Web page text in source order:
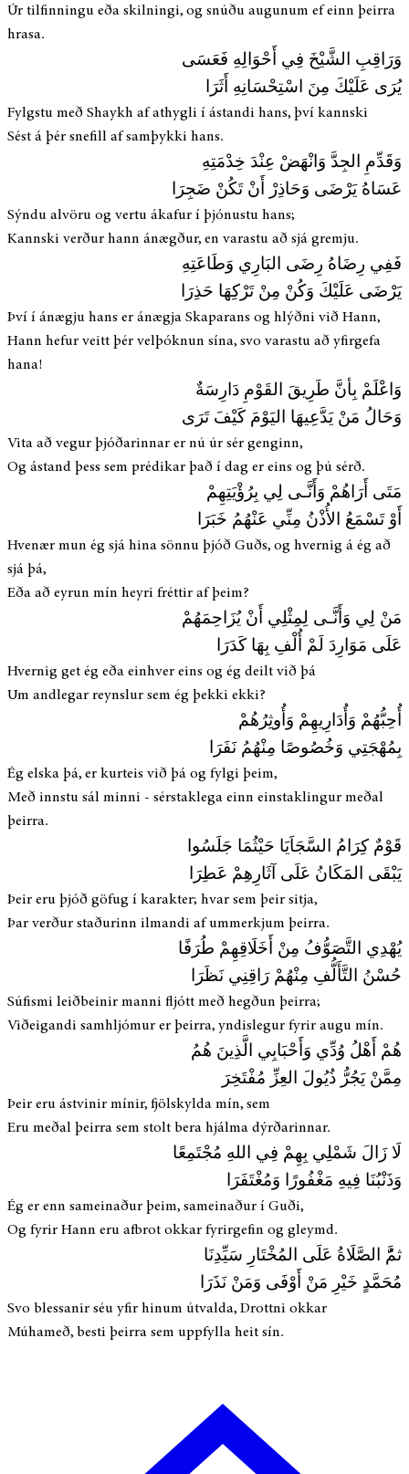
Úr tilfinningu eða skilningi, og snúðu augunum ef einn þeirra
hrasa.
وَرَاقِبِ الشَّيْخَ فِي أَحْوَالِهِ فَعَسَى
يُرَى عَلَيْكَ مِنَ اسْتِحْسَانِهِ أَثَرَا
Fylgstu með Shaykh af athygli í ástandi hans, því kannski
Sést á þér snefill af samþykki hans.
وَقَدِّمِ الجِدَّ وَانْهَضْ عِنْدَ خِدْمَتِهِ
عَسَاهُ يَرْضَى وَحَاذِرْ أَنْ تَكُنْ ضَجِرَا
Sýndu alvöru og vertu ákafur í þjónustu hans;
Kannski verður hann ánægður, en varastu að sjá gremju.
فَفِي رِضَاهُ رِضَى البَارِي وَطَاعَتِهِ
يَرْضَى عَلَيْكَ وَكُنْ مِنْ تَرْكِهَا حَذِرَا
Því í ánægju hans er ánægja Skaparans og hlýðni við Hann,
Hann hefur veitt þér velþóknun sína, svo varastu að yfirgefa
hana!
وَاعْلَمْ بِأنَّ طَرِيقَ القَوْمِ دَارِسَةٌ
وَحَالُ مَنْ يَدَّعِيهَا اليَوْمَ كَيْفَ تَرَى
Vita að vegur þjóðarinnar er nú úr sér genginn,
Og ástand þess sem prédikar það í dag er eins og þú sérð.
مَتَى أَرَاهُمْ وَأَنَّـى لِي بِرُؤْيَتِهِمْ
أَوْ تَسْمَعُ الأُذْنُ مِنِّي عَنْهُمُ خَبَرَا
Hvenær mun ég sjá hina sönnu þjóð Guðs, og hvernig á ég að
sjá þá,
Eða að eyrun mín heyri fréttir af þeim?
مَنْ لِي وَأَنَّـى لِمِثْلِي أَنْ يُزَاحِمَهُمْ
عَلَى مَوَارِدَ لَمْ أُلْفِ بِهَا كَدَرَا
Hvernig get ég eða einhver eins og ég deilt við þá
Um andlegar reynslur sem ég þekki ekki?
أُحِبُّهُمْ وَأُدَارِيهِمْ وَأُوثِرُهُمْ
بِمُهْجَتِي وَخُصُوصًا مِنْهُمُ نَفَرَا
Ég elska þá, er kurteis við þá og fylgi þeim,
Með innstu sál minni - sérstaklega einn einstaklingur meðal
þeirra.
قَوْمٌ كِرَامُ السَّجَاَيَا حَيْثُمَا جَلَسُوا
يَبْقَى المَكَانُ عَلَى آثَارِهِمْ عَطِرَا
Þeir eru þjóð göfug í karakter; hvar sem þeir sitja,
Þar verður staðurinn ilmandi af ummerkjum þeirra.
يُهْدِي التَّصَوُّفُ مِنْ أَخَلَاقِهِمْ طُرَفًا
حُسْنُ التَّأَلُّفِ مِنْهُمْ رَاقِنِي نَظَرَا
Súfismi leiðbeinir manni fljótt með hegðun þeirra;
Viðeigandi samhljómur er þeirra, yndislegur fyrir augu mín.
هُمْ أَهْلُ وُدِّي وَأَحْبَابِي الَّذِينَ هُمُ
مِمَّنْ يَجُرُّ ذُيُولَ العِزِّ مُفْتَخِرَ
Þeir eru ástvinir mínir, fjölskylda mín, sem
Eru meðal þeirra sem stolt bera hjálma dýrðarinnar.
لَا زَالَ شَمْلِي بِهِمْ فِي اللهِ مُجْتَمِعًا
وَذَنْبُنَا فِيهِ مَغْفُورًا وَمُغْتَفَرَا
Ég er enn sameinaður þeim, sameinaður í Guði,
Og fyrir Hann eru afbrot okkar fyrirgefin og gleymd.
ثمَُّ الصَّلَاةُ عَلَى المُخْتَارِ سَيِّدِنَا
مُحَمَّدٍ خَيْرِ مَنْ أَوْفَى وَمَنْ نَذَرَا
Svo blessanir séu yfir hinum útvalda, Drottni okkar
Múhameð, besti þeirra sem uppfylla heit sín.